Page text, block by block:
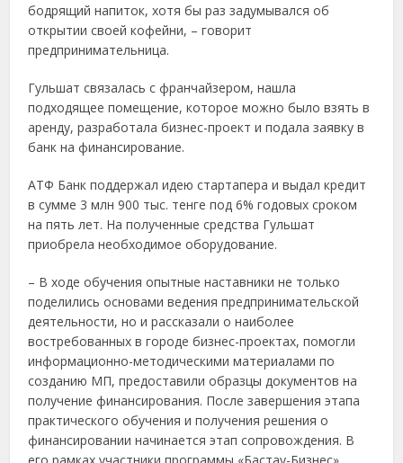
бодрящий напиток, хотя бы раз задумывался об
открытии своей кофейни, – говорит
предпринимательница.
Гульшат связалась с франчайзером, нашла
подходящее помещение, которое можно было взять в
аренду, разработала бизнес-проект и подала заявку в
банк на финансирование.
АТФ Банк поддержал идею стартапера и выдал кредит
в сумме 3 млн 900 тыс. тенге под 6% годовых сроком
на пять лет. На полученные средства Гульшат
приобрела необходимое оборудование.
– В ходе обучения опытные наставники не только
поделились основами ведения предпринимательской
деятельности, но и рассказали о наиболее
востребованных в городе бизнес-проектах, помогли
информационно-методическими материалами по
созданию МП, предоставили образцы документов на
получение финансирования. После завершения этапа
практического обучения и получения решения о
финансировании начинается этап сопровождения. В